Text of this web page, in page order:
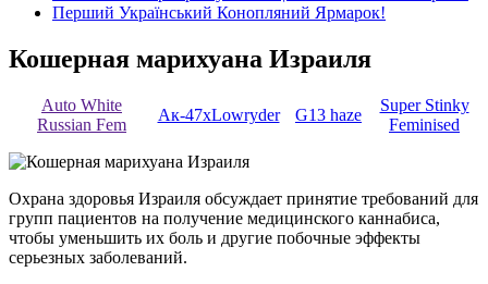
Перший Український Конопляний Ярмарок!
Кошерная марихуана Израиля
Auto White
Russian Fem
Ак-47хLowryder G13 haze
Super Stinky
Feminised
Охрана здоровья Израиля обсуждает принятие требований для
групп пациентов на получение медицинского каннабиса,
чтобы уменьшить их боль и другие побочные эффекты
серьезных заболеваний.